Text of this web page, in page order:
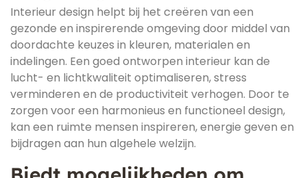
Interieur design helpt bij het creëren van een
gezonde en inspirerende omgeving door middel van
doordachte keuzes in kleuren, materialen en
indelingen. Een goed ontworpen interieur kan de
lucht- en lichtkwaliteit optimaliseren, stress
verminderen en de productiviteit verhogen. Door te
zorgen voor een harmonieus en functioneel design,
kan een ruimte mensen inspireren, energie geven en
bijdragen aan hun algehele welzijn.